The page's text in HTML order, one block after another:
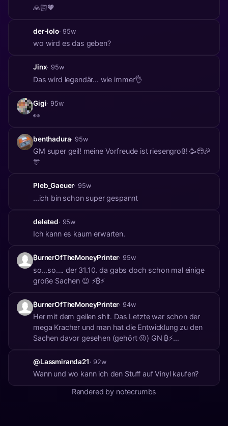
🙏🏻🧡
der-lolo· 95w
wo wird es das geben?
Jinx· 95w
Das wird legendär... wie immer👌
Gigi· 95w
👀
benthadura· 95w
GM super geil! meine Vorfreude ist riesengroß! 🥳😎🎉
🎊
Pleb_Gaeuer· 95w
...ich bin schon super gespannt
deleted· 95w
Ich kann es kaum erwarten.
₿urnerOfTheMoneyPrinter· 95w
so...so.... der 31.10. da gabs doch schon mal einige
große Sachen 😉 ⚡₿⚡
₿urnerOfTheMoneyPrinter· 94w
Her mit dem geilen shit. Das Letzte war schon der
mega Kracher und man hat die Entwicklung zu den
Sachen davor gesehen (gehört 😜) GN ₿⚡
@Lassmiranda21 · 92w
Wann und wo kann ich den Stuff auf Vinyl kaufen?
Rendered by notecrumbs